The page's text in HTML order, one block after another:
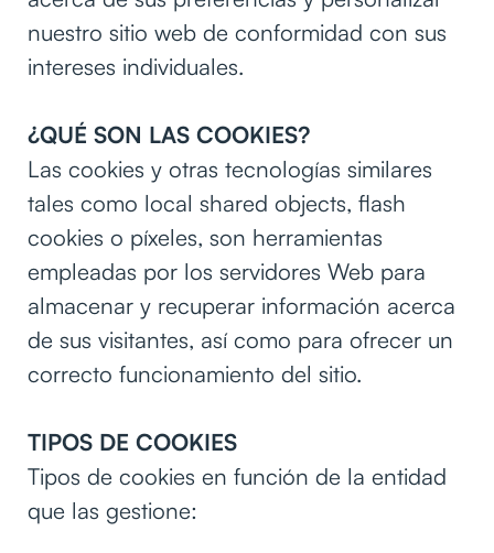
nuestro sitio web de conformidad con sus
intereses individuales.
¿QUÉ SON LAS COOKIES?
Las cookies y otras tecnologías similares
tales como local shared objects, flash
cookies o píxeles, son herramientas
empleadas por los servidores Web para
almacenar y recuperar información acerca
de sus visitantes, así como para ofrecer un
correcto funcionamiento del sitio.
TIPOS DE COOKIES
Tipos de cookies en función de la entidad
que las gestione: